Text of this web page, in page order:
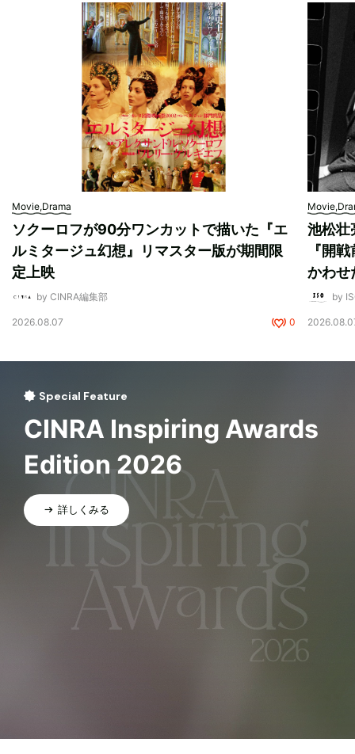
Movie,Drama
ソクーロフが90分ワンカットで描いた『エ
ルミタージュ幻想』リマスター版が期間限
定上映
by CINRA編集部
2026.08.07 0
池松壮
『開
かわせ
by
Special Feature
CINRA Inspiring Awards
Edition 2026
詳しくみる